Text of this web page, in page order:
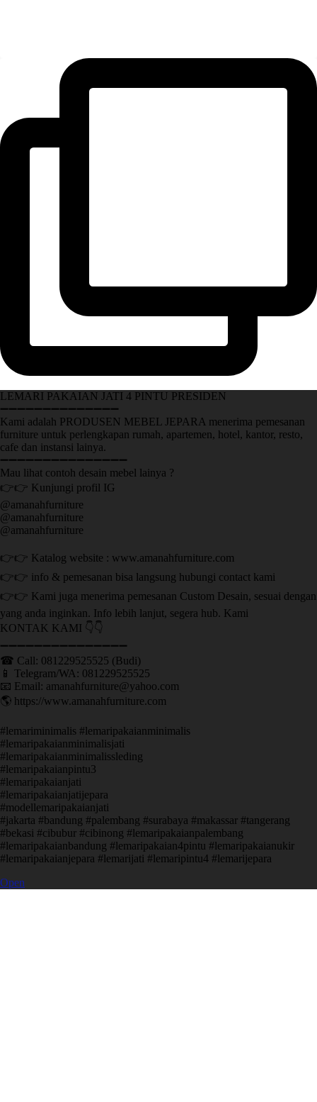
LEMARI PAKAIAN JATI 4 PINTU PRESIDEN
➖➖➖➖➖➖➖➖➖➖➖➖➖➖
Kami adalah PRODUSEN MEBEL JEPARA menerima pemesanan
furniture untuk perlengkapan rumah, apartemen, hotel, kantor, resto,
cafe dan instansi lainya.
➖➖➖➖➖➖➖➖➖➖➖➖➖➖➖
Mau lihat contoh desain mebel lainya ?
👉👉 Kunjungi profil IG
@amanahfurniture
@amanahfurniture
@amanahfurniture
👉👉 Katalog website : www.amanahfurniture.com
👉👉 info & pemesanan bisa langsung hubungi contact kami
👉👉 Kami juga menerima pemesanan Custom Desain, sesuai dengan
yang anda inginkan. Info lebih lanjut, segera hub. Kami
KONTAK KAMI 👇👇
➖➖➖➖➖➖➖➖➖➖➖➖➖➖➖ ㅤ
☎ Call: 081229525525 (Budi)
📱 Telegram/WA: 081229525525
📧 Email: amanahfurniture@yahoo.com
🌎 https://www.amanahfurniture.com
#lemariminimalis #lemaripakaianminimalis
#lemaripakaianminimalisjati
#lemaripakaianminimalissleding
#lemaripakaianpintu3
#lemaripakaianjati
#lemaripakaianjatijepara
#modellemaripakaianjati
#jakarta #bandung #palembang #surabaya #makassar #tangerang
#bekasi #cibubur #cibinong #lemaripakaianpalembang
#lemaripakaianbandung #lemaripakaian4pintu #lemaripakaianukir
#lemaripakaianjepara #lemarijati #lemaripintu4 #lemarijepara
Open